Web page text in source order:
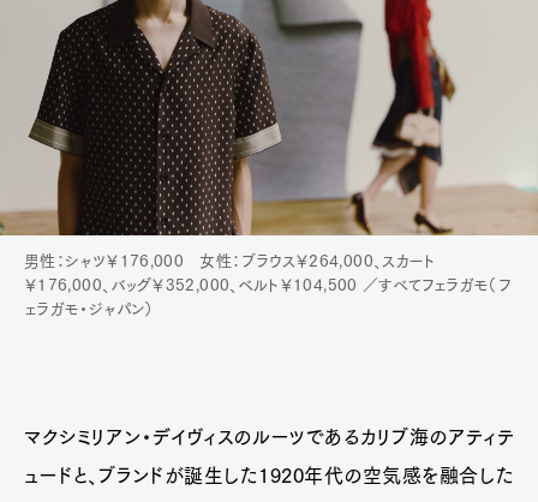
男性：シャツ￥176,000 女性：ブラウス￥264,000、スカート
￥176,000、バッグ￥352,000、ベルト￥104,500 ／すべてフェラガモ（フ
ェラガモ・ジャパン）
マクシミリアン・デイヴィスのルーツであるカリブ海のアティテ
ュードと、ブランドが誕生した1920年代の空気感を融合した